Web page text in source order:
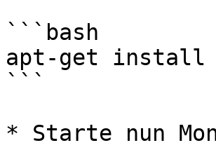
```bash
apt-get install
```
* Starte nun